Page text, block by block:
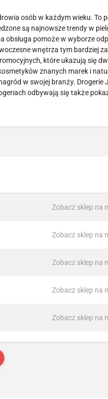
osób w każdym wieku. To
są najnowsze trendy w
pomoże w wyborze
wnętrza tym bardziej
które ukazują się
znanych marek i
w swojej branży. Drogerie
odbywają się także
Zobacz sklep na
Zobacz sklep na
Zobacz sklep na
Zobacz sklep na
Zobacz sklep na